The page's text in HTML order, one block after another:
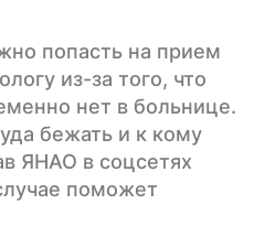
попасть на прием
из-за того, что
нет в больнице.
бежать и к кому
ЯНАО в соцсетях
поможет